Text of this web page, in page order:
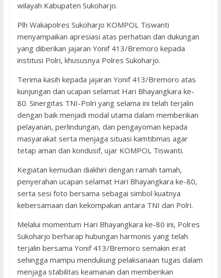
wilayah Kabupaten Sukoharjo.
Plh Wakapolres Sukoharjo KOMPOL Tiswanti
menyampaikan apresiasi atas perhatian dan dukungan
yang diberikan jajaran Yonif 413/Bremoro kepada
institusi Polri, khususnya Polres Sukoharjo.
Terima kasih kepada jajaran Yonif 413/Bremoro atas
kunjungan dan ucapan selamat Hari Bhayangkara ke-
80. Sinergitas TNI-Polri yang selama ini telah terjalin
dengan baik menjadi modal utama dalam memberikan
pelayanan, perlindungan, dan pengayoman kepada
masyarakat serta menjaga situasi kamtibmas agar
tetap aman dan kondusif, ujar KOMPOL Tiswanti.
Kegiatan kemudian diakhiri dengan ramah tamah,
penyerahan ucapan selamat Hari Bhayangkara ke-80,
serta sesi foto bersama sebagai simbol kuatnya
kebersamaan dan kekompakan antara TNI dan Polri.
Melalui momentum Hari Bhayangkara ke-80 ini, Polres
Sukoharjo berharap hubungan harmonis yang telah
terjalin bersama Yonif 413/Bremoro semakin erat
sehingga mampu mendukung pelaksanaan tugas dalam
menjaga stabilitas keamanan dan memberikan